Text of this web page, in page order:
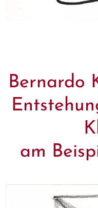
Bernardo
am